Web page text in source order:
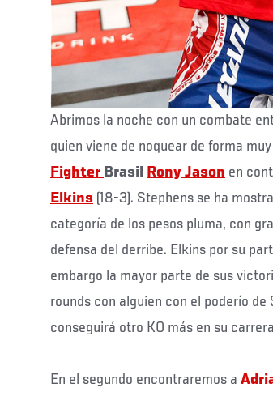
Abrimos la noche con un combate
quien viene de noquear de forma
Fighter Brasil Rony Jason en
Elkins (18-3). Stephens se ha
categoría de los pesos pluma, con
defensa del derribe. Elkins por su
embargo la mayor parte de sus
rounds con alguien con el poderío
conseguirá otro KO más en su
En el segundo encontraremos a